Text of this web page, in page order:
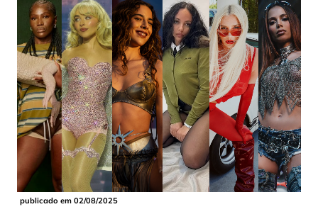
publicado em 02/08/2025